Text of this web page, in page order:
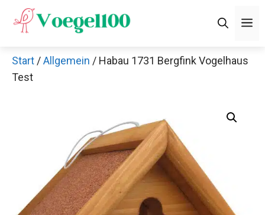
Inhalt
Start /Allgemein / Habau 1731 Bergfink Vogelhaus
Test